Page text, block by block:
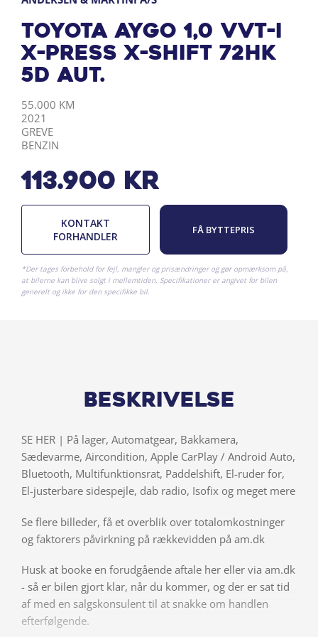
Toyota Aygo 1,0 VVT-I
X-Press X-Shift 72HK
5d Aut.
KILOMETER
55.000 KM
ÅRGANG
2021
BY
GREVE
DRIVMIDDEL
BENZIN
113.900 kr
KONTAKT
FORHANDLER
FÅ BYTTEPRIS
*Der tages forbehold for fejl, mangler og prisændringer og gør opmærksom på,
at bilerne kan blive solgt i mellemtiden. Specifikationer er angivet for bilen
generelt og ikke for den specifikke bil.
Beskrivelse
SE HER | På lager, Automatgear, Bakkamera,
Sædevarme, Aircondition, Apple CarPlay / Android Auto,
Bluetooth, Multifunktionsrat, Paddelshift, El-ruder for,
El-justerbare sidespejle, dab radio, Isofix og meget mere
Se flere billeder, få et overblik over totalomkostninger
og faktorers påvirkning på rækkevidden på am.dk
Husk at booke en forudgående aftale her eller via am.dk
- så er bilen gjort klar, når du kommer, og der er sat tid
af med en salgskonsulent til at snakke om handlen
efterfølgende.